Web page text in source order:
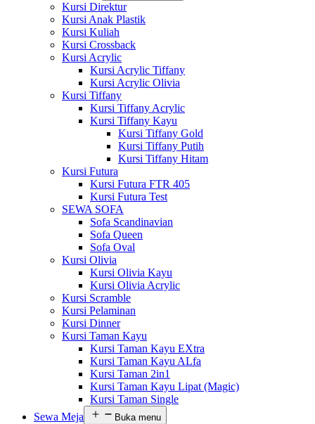
Kursi Direktur
Kursi Anak Plastik
Kursi Kuliah
Kursi Crossback
Kursi Acrylic
Kursi Acrylic Tiffany
Kursi Acrylic Olivia
Kursi Tiffany
Kursi Tiffany Acrylic
Kursi Tiffany Kayu
Kursi Tiffany Gold
Kursi Tiffany Putih
Kursi Tiffany Hitam
Kursi Futura
Kursi Futura FTR 405
Kursi Futura Test
SEWA SOFA
Sofa Scandinavian
Sofa Queen
Sofa Oval
Kursi Olivia
Kursi Olivia Kayu
Kursi Olivia Acrylic
Kursi Scramble
Kursi Pelaminan
Kursi Dinner
Kursi Taman Kayu
Kursi Taman Kayu EXtra
Kursi Taman Kayu ALfa
Kursi Taman 2in1
Kursi Taman Kayu Lipat (Magic)
Kursi Taman Single
Sewa Meja
Buka menu